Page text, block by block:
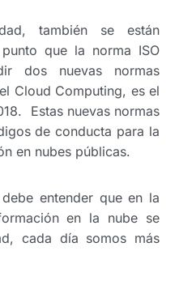
también se están
que la norma ISO
dos nuevas normas
Cloud Computing, es el
Estas nuevas normas
de conducta para la
en nubes públicas.
entender que en la
en la nube se
cada día somos más